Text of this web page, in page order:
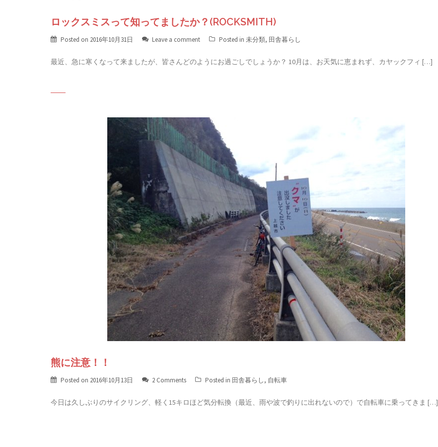
ロックスミスって知ってましたか？(ROCKSMITH)
Posted on 2016年10月31日 Leave a comment Posted in 未分類, 田舎暮らし
最近、急に寒くなって来ましたが、皆さんどのようにお過ごしでしょうか？ 10月は、お天気に恵まれず、カヤックフィ […]
熊に注意！！
Posted on 2016年10月13日 2 Comments Posted in 田舎暮らし, 自転車
今日は久しぶりのサイクリング、軽く15キロほど気分転換（最近、雨や波で釣りに出れないので）で自転車に乗ってきま […]